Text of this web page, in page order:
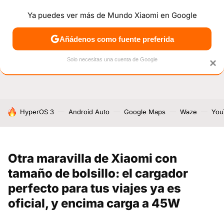
NOTICIAS MÓVILES TUTORIALES OFERTAS
HOY SE HABLA DE
HyperOS 3 Android Auto Google Maps Waze
Otra maravilla de Xiaomi con
tamaño de bolsillo: el cargador
perfecto para tus viajes ya es
oficial, y encima carga a 45W
×
Ya puedes ver más de Mundo Xiaomi en Google
Añádenos como fuente preferida
Solo necesitas una cuenta de Google